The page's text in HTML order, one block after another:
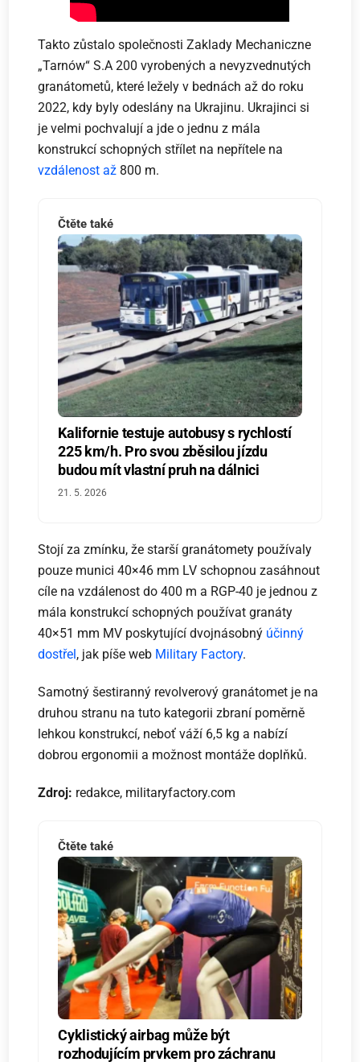
Takto zůstalo společnosti Zaklady Mechaniczne
„Tarnów“ S.A 200 vyrobených a nevyzvednutých
granátometů, které ležely v bednách až do roku
2022, kdy byly odeslány na Ukrajinu. Ukrajinci si
je velmi pochvalují a jde o jednu z mála
konstrukcí schopných střílet na nepřítele na
vzdálenost až 800 m.
Čtěte také
Kalifornie testuje autobusy s rychlostí
225 km/h. Pro svou zběsilou jízdu
budou mít vlastní pruh na dálnici
21. 5. 2026
Stojí za zmínku, že starší granátomety používaly
pouze munici 40×46 mm LV schopnou zasáhnout
cíle na vzdálenost do 400 m a RGP-40 je jednou z
mála konstrukcí schopných používat granáty
40×51 mm MV poskytující dvojnásobný účinný
dostřel, jak píše web Military Factory.
Samotný šestiranný revolverový granátomet je na
druhou stranu na tuto kategorii zbraní poměrně
lehkou konstrukcí, neboť váží 6,5 kg a nabízí
dobrou ergonomii a možnost montáže doplňků.
Zdroj: redakce, militaryfactory.com
Čtěte také
Cyklistický airbag může být
rozhodujícím prvkem pro záchranu